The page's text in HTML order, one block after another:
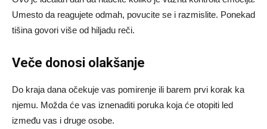
Umesto da reagujete odmah, povucite se i razmislite. Ponekad
tišina govori više od hiljadu reči.
Veče donosi olakšanje
Do kraja dana očekuje vas pomirenje ili barem prvi korak ka
njemu. Možda će vas iznenaditi poruka koja će otopiti led
između vas i druge osobe.